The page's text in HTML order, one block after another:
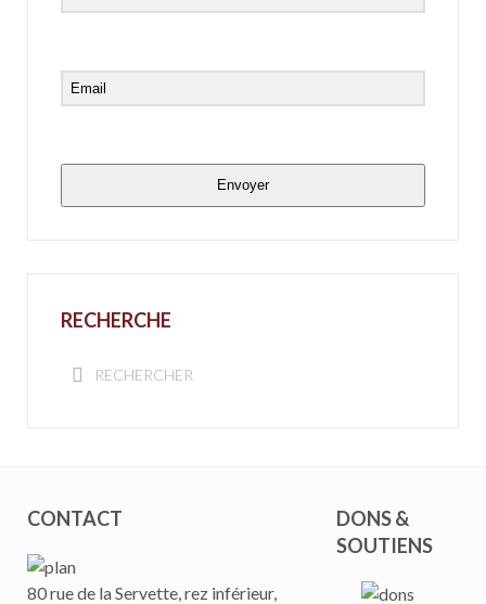
Envoyer
RECHERCHE
CONTACT
80 rue de la Servette, rez inférieur,
DONS &
SOUTIENS